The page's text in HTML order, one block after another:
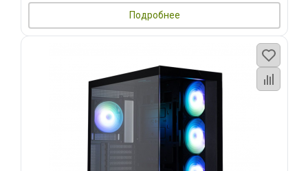
Подробнее